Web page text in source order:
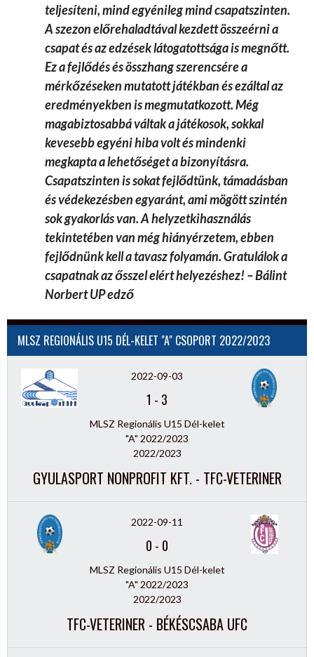
teljesíteni, mind egyénileg mind csapatszinten.
A szezon előrehaladtával kezdett összeérni a
csapat és az edzések látogatottsága is megnőtt.
Ez a fejlődés és összhang szerencsére a
mérkőzéseken mutatott játékban és ezáltal az
eredményekben is megmutatkozott. Még
magabiztosabbá váltak a játékosok, sokkal
kevesebb egyéni hiba volt és mindenki
megkapta a lehetőséget a bizonyításra.
Csapatszinten is sokat fejlődtünk, támadásban
és védekezésben egyaránt, ami mögött szintén
sok gyakorlás van. A helyzetkihasználás
tekintetében van még hiányérzetem, ebben
fejlődnünk kell a tavasz folyamán. Gratulálok a
csapatnak az ősszel elért helyezéshez! – Bálint
Norbert UP edző
MLSZ REGIONÁLIS U15 DÉL-KELET "A" CSOPORT 2022/2023
2022-09-03
1 - 3
MLSZ Regionális U15 Dél-kelet
"A" 2022/2023
2022/2023
GYULASPORT NONPROFIT KFT. - TFC-VETERINER
2022-09-11
0 - 0
MLSZ Regionális U15 Dél-kelet
"A" 2022/2023
2022/2023
TFC-VETERINER - BÉKÉSCSABA UFC